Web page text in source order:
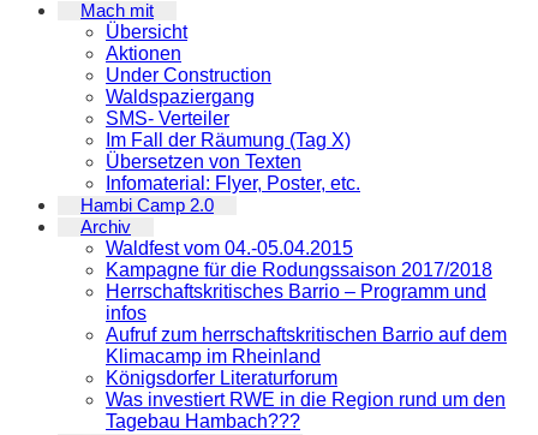
Mach mit
Übersicht
Aktionen
Under Construction
Waldspaziergang
SMS- Verteiler
Im Fall der Räumung (Tag X)
Übersetzen von Texten
Infomaterial: Flyer, Poster, etc.
Hambi Camp 2.0
Archiv
Waldfest vom 04.-05.04.2015
Kampagne für die Rodungssaison 2017/2018
Herrschaftskritisches Barrio – Programm und
infos
Aufruf zum herrschaftskritischen Barrio auf dem
Klimacamp im Rheinland
Königsdorfer Literaturforum
Was investiert RWE in die Region rund um den
Tagebau Hambach???